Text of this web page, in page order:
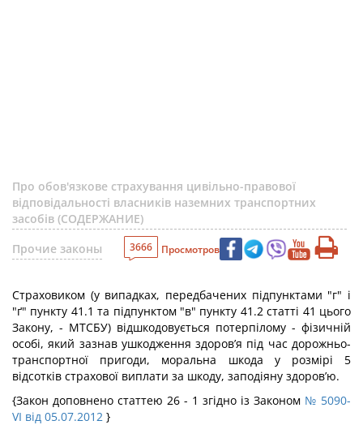
Про обов'язкове страхування цивільно-правової
відповідальності власників наземних транспортних
засобів (СОДЕРЖАНИЕ)
Прочие законы
3666 Просмотров
Страховиком (у випадках, передбачених підпунктами "г" і
"ґ" пункту 41.1 та підпунктом "в" пункту 41.2 статті 41 цього
Закону, - МТСБУ) відшкодовується потерпілому - фізичній
особі, який зазнав ушкодження здоров’я під час дорожньо-
транспортної пригоди, моральна шкода у розмірі 5
відсотків страхової виплати за шкоду, заподіяну здоров’ю.
{Закон доповнено статтею 26 - 1 згідно із Законом № 5090-
VI від 05.07.2012 }